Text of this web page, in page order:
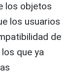
los objetos
los usuarios
de
que ya